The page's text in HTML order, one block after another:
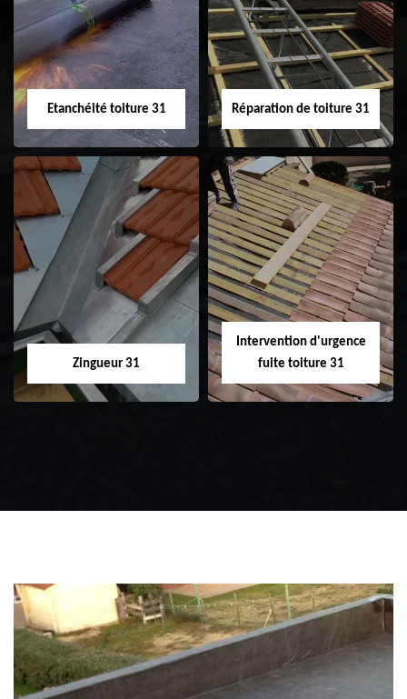
31
demoussage de
toiture 31
Etanchéité toiture 31
Etanchéité toiture
31
Réparation de toiture 31
Réparation de
toiture 31
Zingueur 31
Intervention d'urgence
fuite toiture 31